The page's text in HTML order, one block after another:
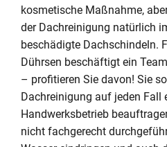
kosmetische Maßnahme,
der Dachreinigung natürlich
beschädigte Dachschindeln.
Dührsen beschäftigt ein
– profitieren Sie davon! Sie
Dachreinigung auf jeden Fall
Handwerksbetrieb
nicht fachgerecht